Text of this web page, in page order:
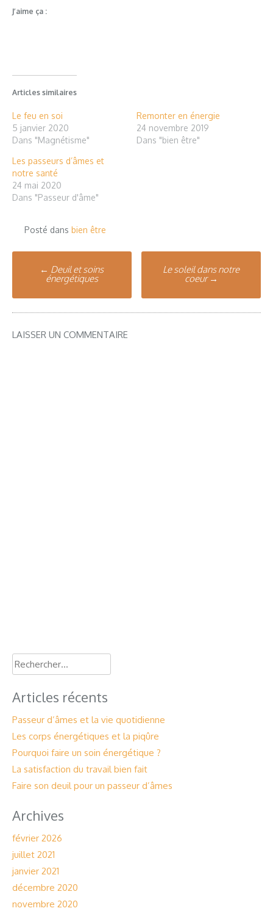
J’aime ça :
Articles similaires
Le feu en soi
5 janvier 2020
Dans "Magnétisme"
Remonter en énergie
24 novembre 2019
Dans "bien être"
Les passeurs d’âmes et
notre santé
24 mai 2020
Dans "Passeur d'âme"
Posté dans bien être
Poste
navigation
← Deuil et soins
énergétiques
Le soleil dans notre
coeur →
LAISSER UN COMMENTAIRE
Rechercher :
Articles récents
Passeur d’âmes et la vie quotidienne
Les corps énergétiques et la piqûre
Pourquoi faire un soin énergétique ?
La satisfaction du travail bien fait
Faire son deuil pour un passeur d’âmes
Archives
février 2026
juillet 2021
janvier 2021
décembre 2020
novembre 2020